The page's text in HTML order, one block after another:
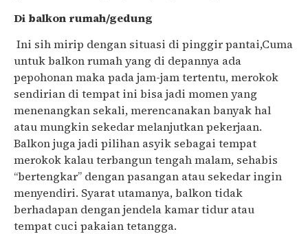
Di balkon rumah/gedung
Ini sih mirip dengan situasi di pinggir pantai,Cuma
untuk balkon rumah yang di depannya ada
pepohonan maka pada jam-jam tertentu, merokok
sendirian di tempat ini bisa jadi momen yang
menenangkan sekali, merencanakan banyak hal
atau mungkin sekedar melanjutkan pekerjaan.
Balkon juga jadi pilihan asyik sebagai tempat
merokok kalau terbangun tengah malam, sehabis
“bertengkar” dengan pasangan atau sekedar ingin
menyendiri. Syarat utamanya, balkon tidak
berhadapan dengan jendela kamar tidur atau
tempat cuci pakaian tetangga.